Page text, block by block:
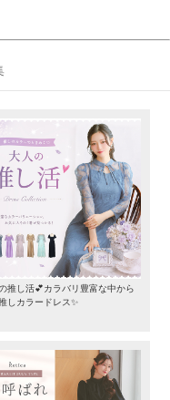
推し活💕カラバリ豊富な中から
しカラードレス✨